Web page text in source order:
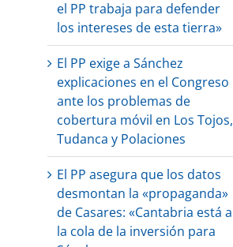
el PP trabaja para defender
los intereses de esta tierra»
El PP exige a Sánchez
explicaciones en el Congreso
ante los problemas de
cobertura móvil en Los Tojos,
Tudanca y Polaciones
El PP asegura que los datos
desmontan la «propaganda»
de Casares: «Cantabria está a
la cola de la inversión para